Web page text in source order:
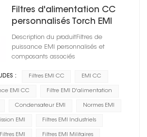
Filtres d'alimentation CC
personnalisés Torch EMI
HD1D100020R0T(A)-XY02
Description du produitFiltres de
puissance EMI personnalisés et
composants associés
: Filtres EMI CC EMI CC
EMI CC Filtre EMI D'alimentation
Condensateur EMI Normes EMI
EMI Filtres EMI Industriels
EMI Filtres EMI Militaires